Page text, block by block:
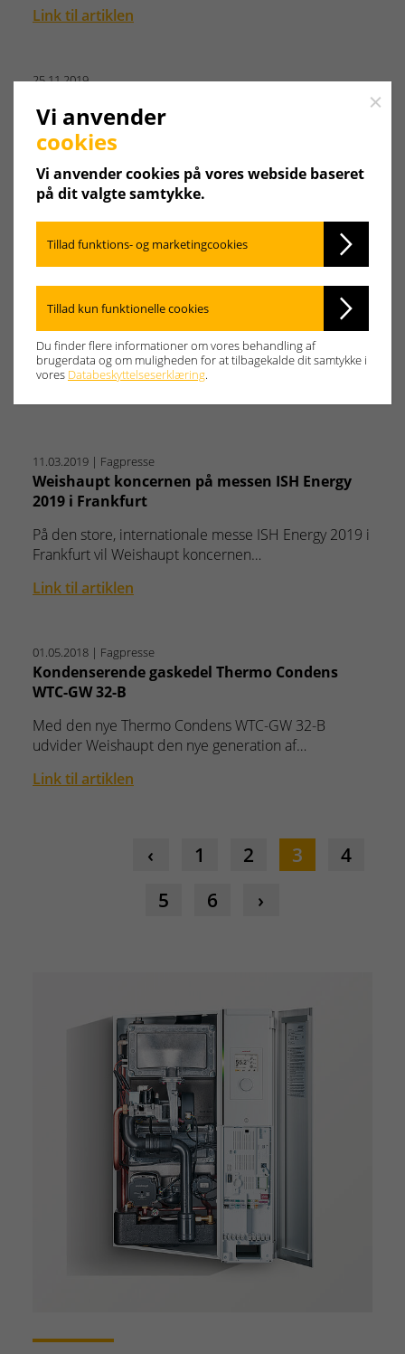
Link til artiklen
25.11.2019
Max Weishaupt GmbH er en af verdens førende
leverandører af varmeanlæg, varmepumper og…
Link til artiklen
11.03.2019| Fagpresse
Rekordår med varmeudstyr: Weishaupt
omsætter for mere end konkurrenterne i 2018
gaskedler og andre varmeløsninger inden for
varme…
11.03.2019 | Fagpresse
Weishaupt koncernen på messen ISH Energy
2019 i Frankfurt
På den store, internationale messe ISH Energy 2019 i
Frankfurt vil Weishaupt koncernen…
Link til artiklen
01.05.2018 | Fagpresse
Kondenserende gaskedel Thermo Condens
WTC-GW 32-B
Med den nye Thermo Condens WTC-GW 32-B
udvider Weishaupt den nye generation af…
Link til artiklen
1 2 3
4
5
6
Close
Vi anvender
cookies
Vi anvender cookies på vores webside baseret
på dit valgte samtykke.
Tillad funktions- og marketingcookies
Tillad kun funktionelle cookies
Du finder flere informationer om vores behandling af
brugerdata og om muligheden for at tilbagekalde dit samtykke i
vores Databeskyttelseserklæring.